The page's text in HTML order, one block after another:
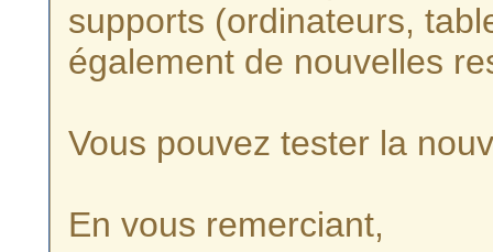
supports (ordinateurs,
également de nouvelles
Vous pouvez tester la
En vous remerciant,